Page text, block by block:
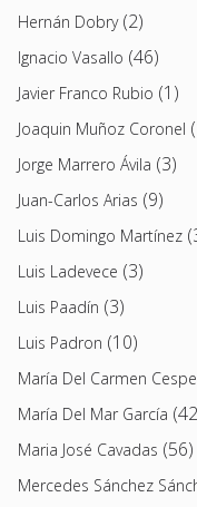
Hernán Dobry(2)
Ignacio Vasallo (46)
Javier Franco Rubio (1)
Joaquin Muñoz Coronel
Jorge Marrero Ávila (3)
Juan-Carlos Arias (9)
Luis Domingo Martínez
Luis Ladevece (3)
Luis Paadín (3)
Luis Padron (10)
María Del Carmen
María Del Mar García
Maria José Cavadas (56)
Mercedes Sánchez